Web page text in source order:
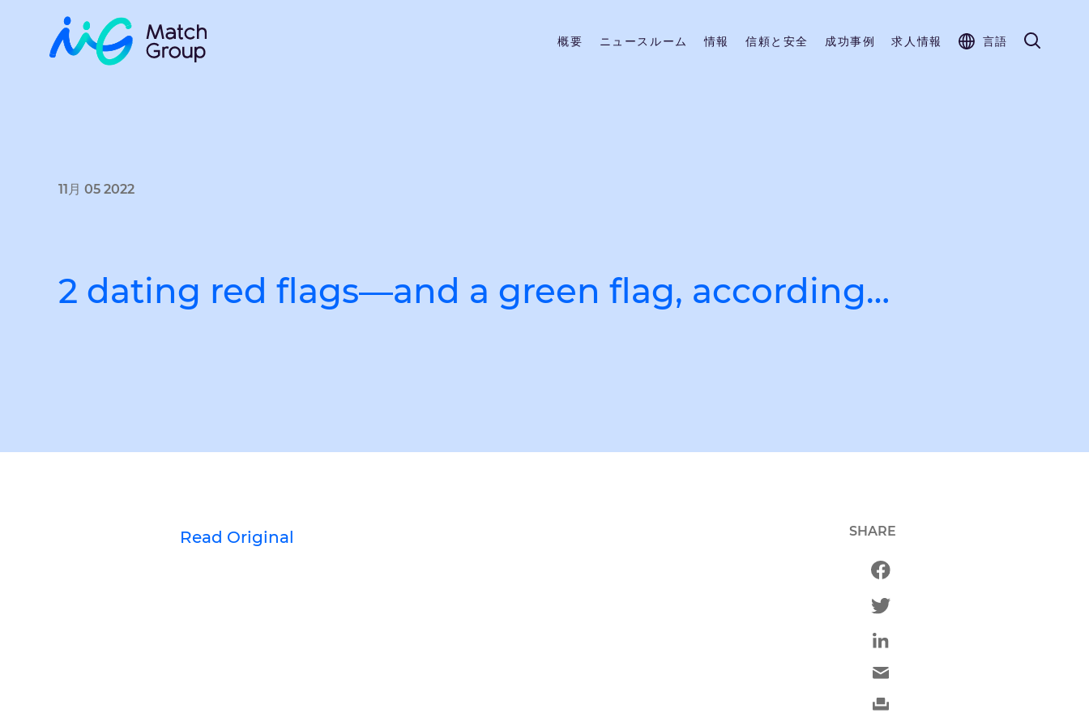
概要 ニュースルーム 情報 信頼と安全 成功事例 求人情報 言語
11月 05 2022
2 dating red flags—and a green flag, according…
Read Original SHARE